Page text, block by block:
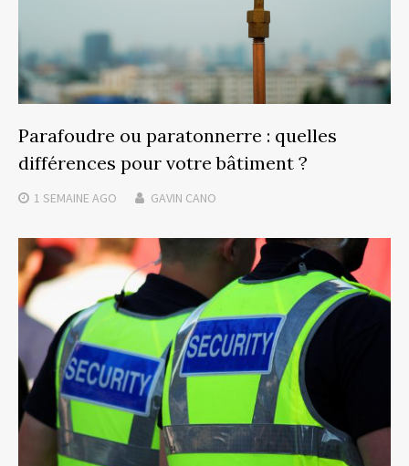
Parafoudre ou paratonnerre : quelles
différences pour votre bâtiment ?
1 SEMAINE AGO GAVIN CANO